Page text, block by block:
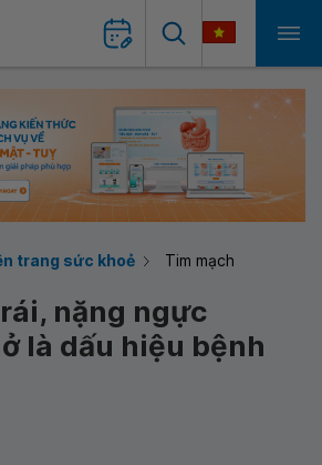
trang sức khoẻ Tim mạch
nặng ngực
là dấu hiệu bệnh